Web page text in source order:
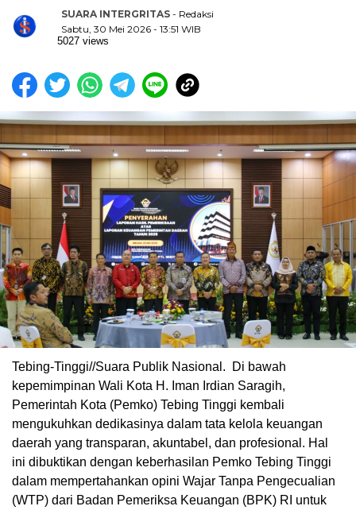
SUARA INTERGRITAS - Redaksi
Sabtu, 30 Mei 2026 - 13:51 WIB
5027 views
Tebing-Tinggi//Suara Publik Nasional. Di bawah
kepemimpinan Wali Kota H. Iman Irdian Saragih,
Pemerintah Kota (Pemko) Tebing Tinggi kembali
mengukuhkan dedikasinya dalam tata kelola keuangan
daerah yang transparan, akuntabel, dan profesional. Hal
ini dibuktikan dengan keberhasilan Pemko Tebing Tinggi
dalam mempertahankan opini Wajar Tanpa Pengecualian
(WTP) dari Badan Pemeriksa Keuangan (BPK) RI untuk